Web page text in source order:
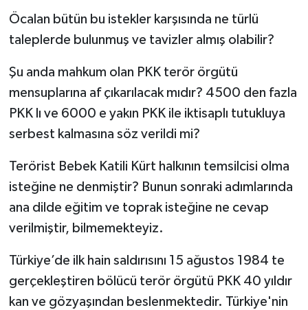
Öcalan bütün bu istekler karşısında ne türlü
taleplerde bulunmuş ve tavizler almış olabilir?
Şu anda mahkum olan PKK terör örgütü
mensuplarına af çıkarılacak mıdır? 4500 den fazla
PKK lı ve 6000 e yakın PKK ile iktisaplı tutukluya
serbest kalmasına söz verildi mi?
Terörist Bebek Katili Kürt halkının temsilcisi olma
isteğine ne denmiştir? Bunun sonraki adımlarında
ana dilde eğitim ve toprak isteğine ne cevap
verilmiştir, bilmemekteyiz.
Türkiye’de ilk hain saldırısını 15 ağustos 1984 te
gerçekleştiren bölücü terör örgütü PKK 40 yıldır
kan ve gözyaşından beslenmektedir. Türkiye'nin